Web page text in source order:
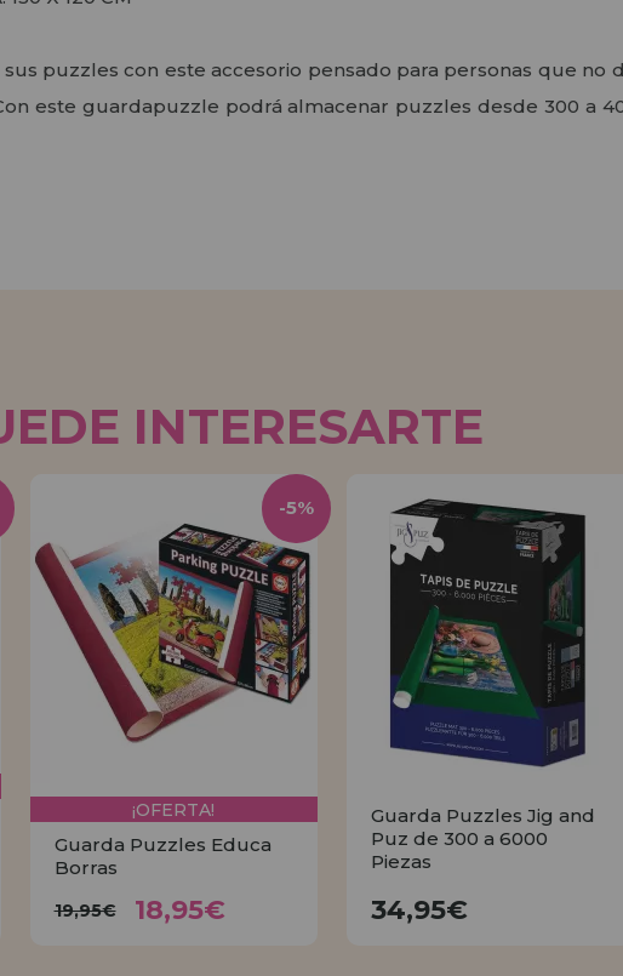
puzzles con este accesorio pensado para personas que
este guardapuzzle podrá almacenar puzzles desde 300 a
INTERESARTE
¡OFERTA!
Guarda Puzzles Educa
Borras
19,95€ 18,95€
-5%
Guarda Puzzles Jig and
Puz de 300 a 6000
Piezas
34,95€